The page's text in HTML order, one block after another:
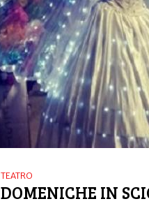
TEATRO
DOMENICHE IN